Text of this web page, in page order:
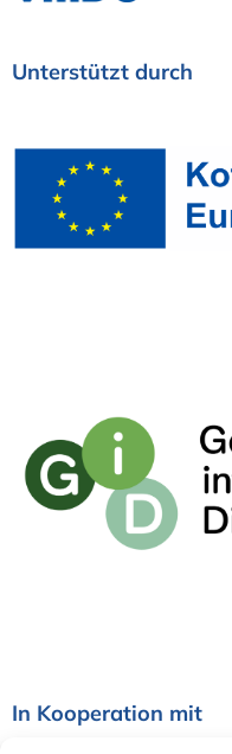
Unterstützt durch
In Kooperation mit